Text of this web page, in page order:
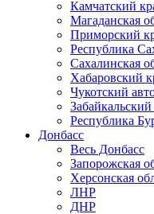
Камчатский
Магаданская
Приморский
Республика
Сахалинская
Хабаровский
Чукотский
Республика
Донбасс
Весь Донбасс
Запорожская
Херсонская
ЛНР
ДНР